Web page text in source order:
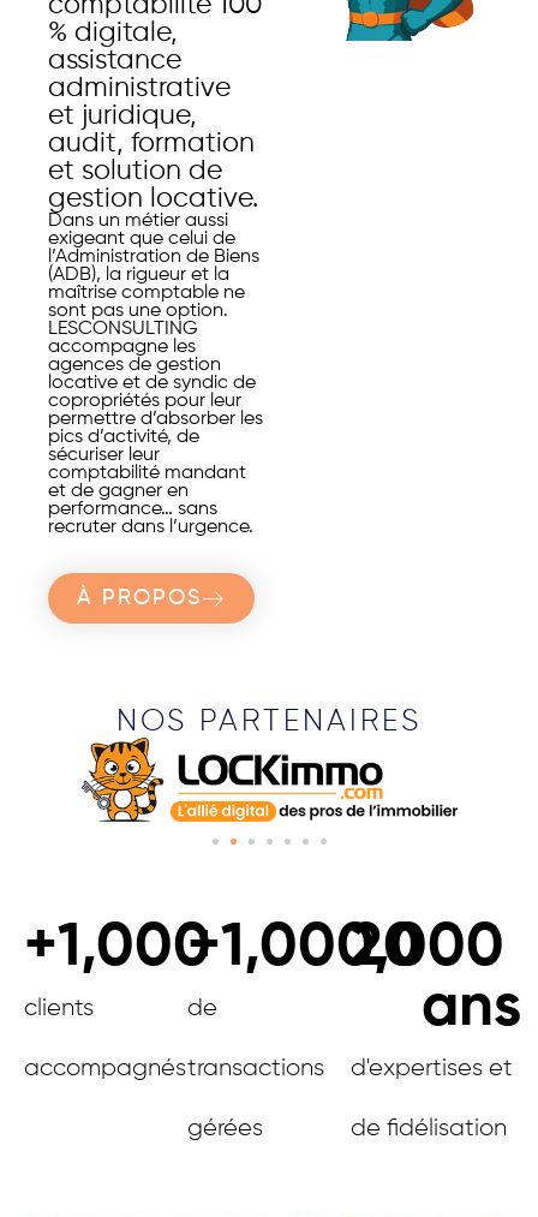
% digitale,
assistance
administrative
et juridique,
audit, formation
et solution de
gestion locative.
Dans un métier aussi
exigeant que celui de
l’Administration de Biens
(ADB), la rigueur et la
maîtrise comptable ne
sont pas une option.
LESCONSULTING
accompagne les
agences de gestion
locative et de syndic de
copropriétés pour leur
permettre d’absorber les
pics d’activité, de
sécuriser leur
comptabilité mandant
et de gagner en
performance… sans
recruter dans l’urgence.
À PROPOS
NOS PARTENAIRES
clients
accompagnés
+1,000
de
transactions
gérées
+1,000,000
d'expertises et
de fidélisation
20
ans